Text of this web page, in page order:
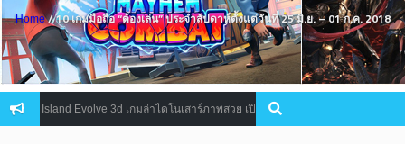
Home/ 10 เกมมือถือ “ต้องเล่น” ประจำสัปดาห์ตั้งแต่วันที่ 25 มิ.ย. – 01 ก.ค. 2018
Evolve 3d เกมล่าไดโนเสาร์ภาพสวย เปิดให้บริการแล้ว